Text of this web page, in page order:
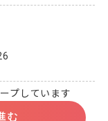
プしています
む